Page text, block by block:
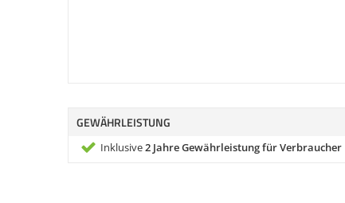
GEWÄHRLEISTUNG
Inklusive2 Jahre Gewährleistung für Verbraucher